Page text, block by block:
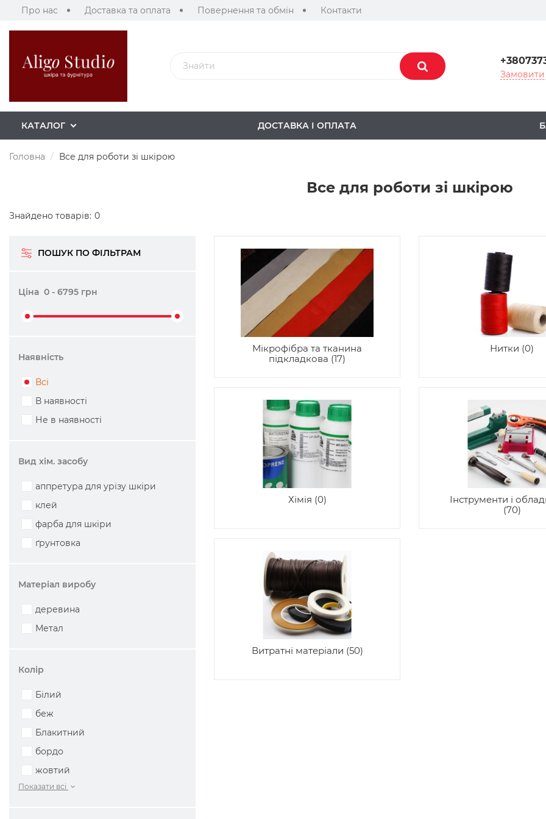
Про нас Доставка та оплата Повернення та обмін Контакти
Замовити
КАТАЛОГ ДОСТАВКА І ОПЛАТА
Головна Все для роботи зі шкірою
Все для роботи зі шкірою
Знайдено товарів: 0
ПОШУК ПО ФІЛЬТРАМ
Ціна 0 - 6795 грн
Наявність
Всі
В наявності
Не в наявності
Вид хім. засобу
аппретура для урізу шкіри
клей
фарба для шкіри
ґрунтовка
Матеріал виробу
деревина
Метал
Колір
Білий
беж
Блакитний
бордо
жовтий
Показати всі
Мікрофібра та тканина
підкладкова (17)
Нитки (0)
Хімія (0)
Інструменти і
(70)
Витратні матеріали (50)